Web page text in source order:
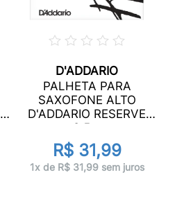
D'ADDARIO
PALHETA PARA
SAXOFONE ALTO
D'ADDARIO RESERVE
2.5...
R$ 31,99
1x de R$ 31,99 sem juros